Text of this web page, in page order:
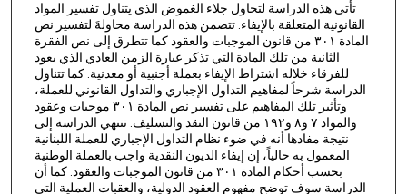
تأتي هذه الدراسة لتحاول جلاء الغموض الذي يتناول تفسير المواد
القانونية المتعلقة بالإيفاء. تتضمن هذه الدراسة محاولةَ لتفسير نص
المادة ٣٠١ من قانون الموجبات والعقود كما تتطرق إلى نص الفقرة
الثانية من تلك المادة التي تذكر عبارة الزمن العادي الذي يعود
للفرقاء خلاله اشتراط الإيفاء بعملة أجنبية أو معدنية. كما تتناول
الدراسة شرحاً لمفاهيم التداول الإجباري والتداول القانوني للعملة،
وتأثير تلك المفاهيم على تفسير نص المادة ٣٠١ موجبات وعقود
والمواد ٧ و٨ و١۹٢ من قانون النقد والتسليف. تنتهي الدراسة إلى
نتيجة مفادها أنه في ضوء نظام التداول الإجباري للعملة اللبنانية
المعمول به حالياً، إن إيفاء الديون النقدية واجب بالعملة الوطنية
بحسب أحكام المادة ٣٠١ من قانون الموجبات والعقود. كما أن
الدراسة سوف توضح مفهوم العقود الدولية، والعقبات العملية التي